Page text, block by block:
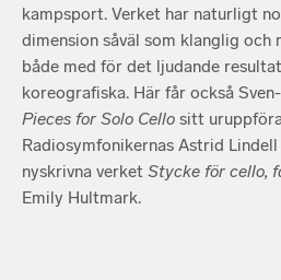
kampsport. Verket har naturligt
dimension såväl som klanglig och
både med för det ljudande
koreografiska. Här får också
Pieces for Solo Cello sitt
Radiosymfonikernas Astrid
nyskrivna verket Stycke för cello,
Emily Hultmark.